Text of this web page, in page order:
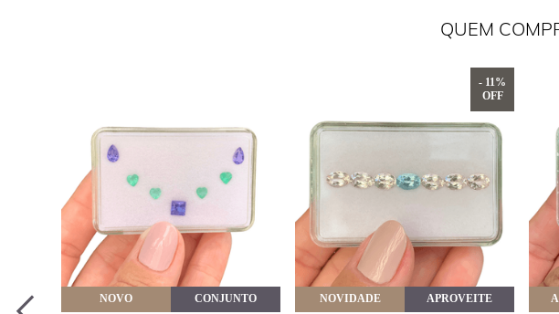
QUEM
NOVO CONJUNTO
- 11%
OFF
NOVIDADE APROVEITE